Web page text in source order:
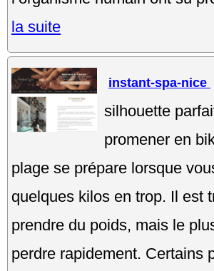
la suite
instant-spa-nice
silhouette
promener en
plage se prépare lorsque
quelques kilos en trop. Il est
prendre du poids, mais le
perdre rapidement. Certains